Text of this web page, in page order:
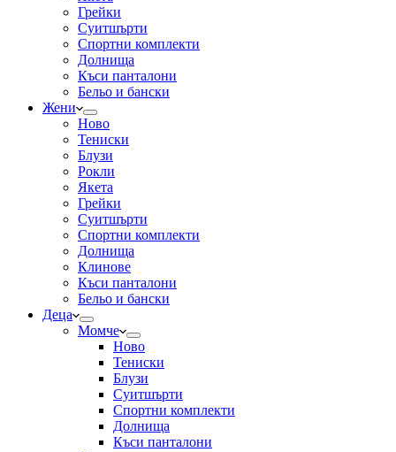
Грейки
Суитшърти
Спортни комплекти
Долнища
Къси панталони
Бельо и бански
Жени
Ново
Тениски
Блузи
Рокли
Якета
Грейки
Суитшърти
Спортни комплекти
Долнища
Клинове
Къси панталони
Бельо и бански
Деца
Момче
Ново
Тениски
Блузи
Суитшърти
Спортни комплекти
Долнища
Къси панталони